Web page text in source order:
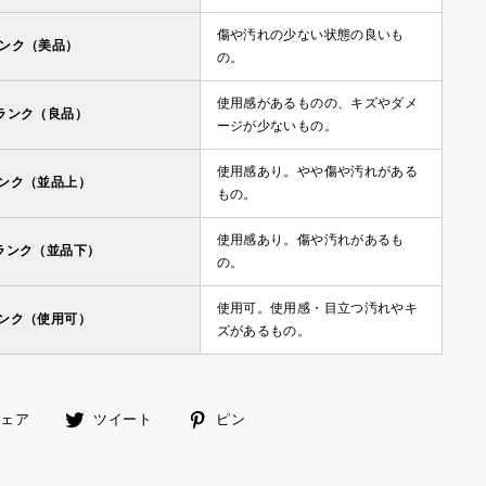
ク（美品）
傷や汚れの少ない状態の良いも
の。
ンク（良品）
使用感があるものの、キズやダメ
ージが少ないもの。
ク（並品上）
使用感あり。やや傷や汚れがある
もの。
ンク（並品下）
使用感あり。傷や汚れがあるも
の。
ク（使用可）
使用可。使用感・目立つ汚れやキ
ズがあるもの。
ア
facebookツイート ピン